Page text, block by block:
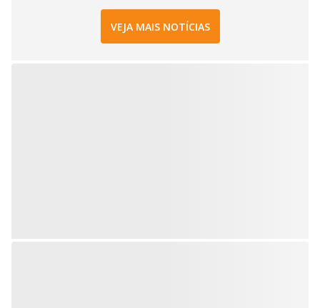
VEJA MAIS NOTÍCIAS